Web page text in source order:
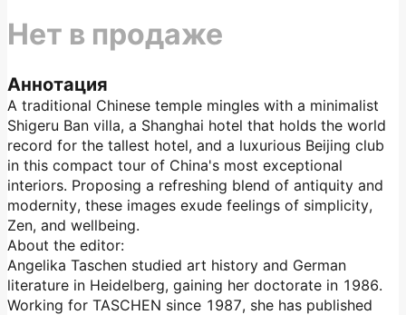
Аннотация
A traditional Chinese temple mingles with a minimalist
Shigeru Ban villa, a Shanghai hotel that holds the world
record for the tallest hotel, and a luxurious Beijing club
in this compact tour of China's most exceptional
interiors. Proposing a refreshing blend of antiquity and
modernity, these images exude feelings of simplicity,
Zen, and wellbeing.
About the editor:
Angelika Taschen studied art history and German
literature in Heidelberg, gaining her doctorate in 1986.
Working for TASCHEN since 1987, she has published
Нет в продаже